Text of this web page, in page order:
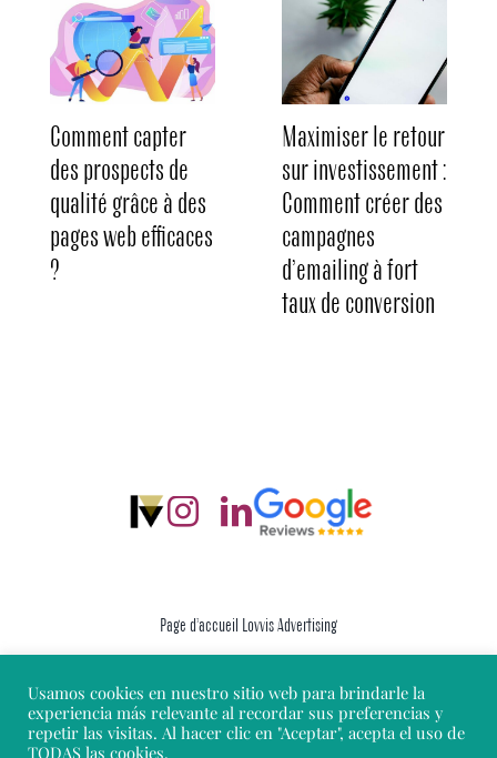
Comment capter
des prospects de
qualité grâce à des
pages web efficaces
?
Maximiser le retour
sur investissement :
Comment créer des
campagnes
d’emailing à fort
taux de conversion
Page d’accueil Lovvis Advertising
Mentions Légales
Usamos cookies en nuestro sitio web para brindarle la
experiencia más relevante al recordar sus preferencias y
repetir las visitas. Al hacer clic en "Aceptar", acepta el uso de
TODAS las cookies.